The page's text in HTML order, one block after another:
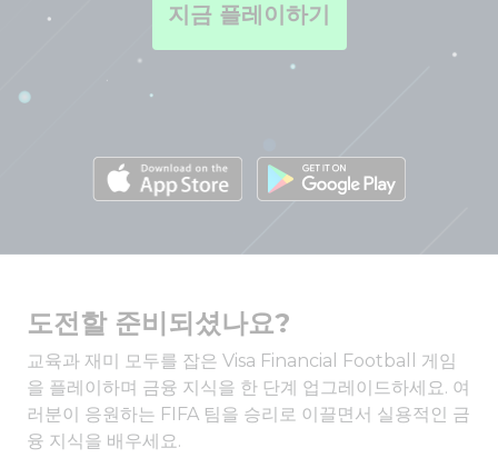
지금 플레이하기
도전할 준비되셨나요?
교육과 재미 모두를 잡은 Visa Financial Football 게임
을 플레이하며 금융 지식을 한 단계 업그레이드하세요. 여
러분이 응원하는 FIFA 팀을 승리로 이끌면서 실용적인 금
융 지식을 배우세요.